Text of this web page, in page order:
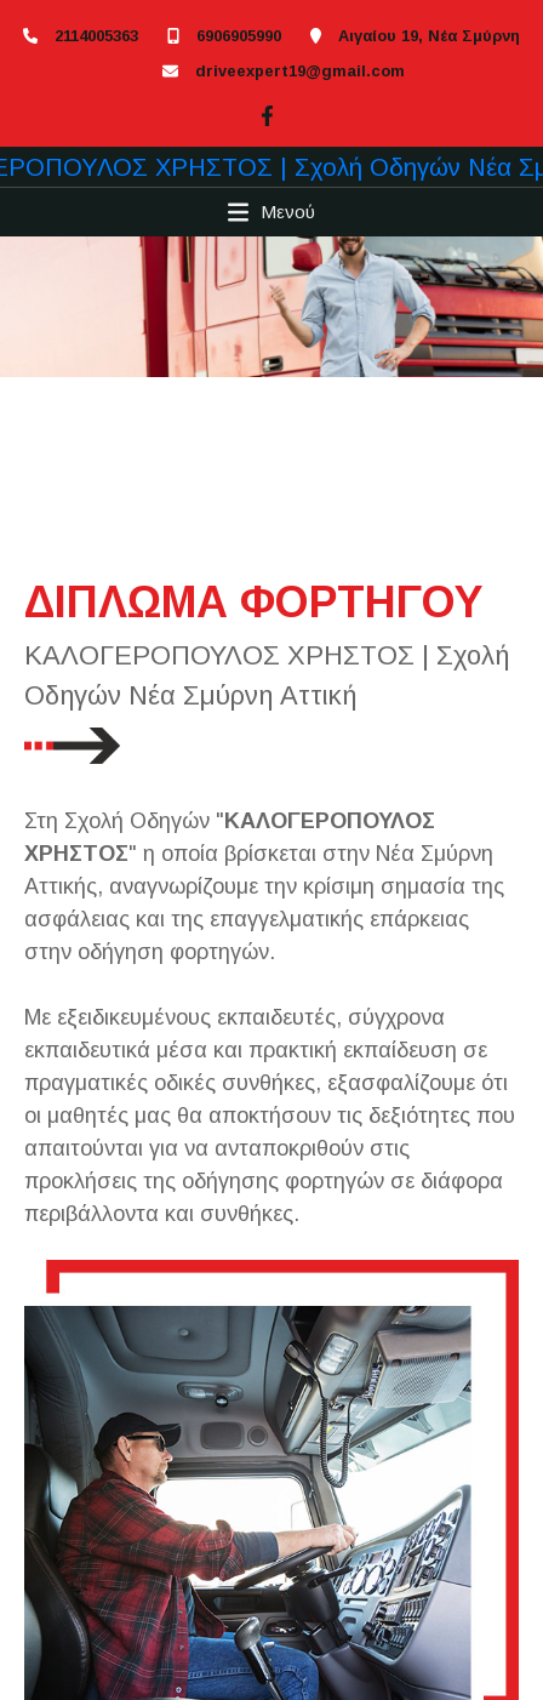
2114005363 6906905990
Αιγαίου 19, Νέα Σμύρνη
driveexpert19@gmail.com
Μενού
ΔΙΠΛΩΜΑ ΦΟΡΤΗΓΟΥ
ΚΑΛΟΓΕΡΟΠΟΥΛΟΣ ΧΡΗΣΤΟΣ | Σχολή
Οδηγών Νέα Σμύρνη Αττική
Στη Σχολή Οδηγών " ΚΑΛΟΓΕΡΟΠΟΥΛΟΣ
ΧΡΗΣΤΟΣ" η οποία βρίσκεται στην Νέα Σμύρνη
Αττικής, αναγνωρίζουμε την κρίσιμη σημασία της
ασφάλειας και της επαγγελματικής επάρκειας
στην οδήγηση φορτηγών.
Με εξειδικευμένους εκπαιδευτές, σύγχρονα
εκπαιδευτικά μέσα και πρακτική εκπαίδευση σε
πραγματικές οδικές συνθήκες, εξασφαλίζουμε ότι
οι μαθητές μας θα αποκτήσουν τις δεξιότητες που
απαιτούνται για να ανταποκριθούν στις
προκλήσεις της οδήγησης φορτηγών σε διάφορα
περιβάλλοντα και συνθήκες.